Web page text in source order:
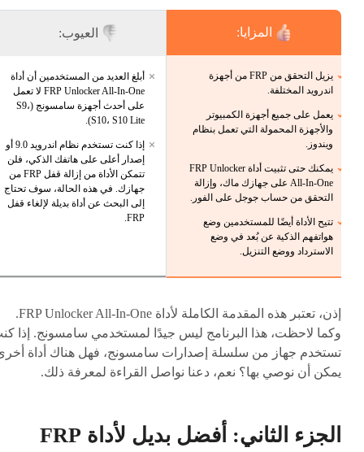
المزايا:
يزيل التحقق من FRP من أجهزة
اندرويد المختلفة.
يعمل على جميع أجهزة الكمبيوتر
والأجهزة المحمولة التي تعمل بنظام
ويندوز.
يمكنك حتى تثبيت أداة FRP Unlocker
All-In-One على جهازك ماك، وإزالة
التحقق من حساب جوجل على الفور.
تتيح الأداة أيضًا للمستخدمين وضع
هواتفهم الذكية عن بُعد في وضع
الاسترداد ووضع التنزيل.
العيوب:
أبلغ العديد من المستخدمين أن أداة
FRP Unlocker All-In-One لا تعمل
على أحدث أجهزة سامسونج (S9،
S10، S10 Lite).
إذا كنت تستخدم نظام اندرويد 9.0 أو
إصدار أعلى على هاتفك الذكي، فلن
تتمكن الأداة من إزالة قفل FRP من
جهازك. في هذه الحالة، سوف تحتاج
إلى البحث عن أداة بديلة لإلغاء قفل
FRP.
إذن، تعتبر هذه المقدمة الكاملة لأداة FRP Unlocker All-In-One.
وكما لاحظت، هذا البرنامج ليس جيدًا لمستخدمي سامسونج. إذا
تستخدم جهاز من سلسلة إصدارات سامسونج، فهل هناك أداة
يمكن أن نوصي بها؟ نعم، دعنا نواصل القراءة لمعرفة ذلك.
الجزء الثاني: أفضل بديل لأداة FRP